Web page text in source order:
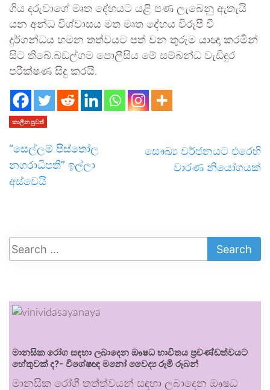
ගිය දරුවාගේ මෘත දේහයට යළි පණ ලැබෙනු ඇතැ‍යි
යන අන්ධ විශ්වාසය මත මෘත දේහය විරූපී වී
දුර්ගන්ධය හමන තත්වයට පත් වන තුරුම යාඥා කරමින්
සිට තිබේ.බඩල්ගම පොලීසිය මේ සම්බන්ධ වැඩිදුර
පරීක්ෂණ සිදු කරයි.
කාලීන පුවත්
“සෙල්ලම් පිස්තෝල
නගරාධිපති” ඉල්ලා
අස්වෙයි
සෞඛ්‍ය වර්ජනයට එරෙහි
වාරණ නියෝගයක්
මානසික රෝග සඳහා ලබාදෙන ඖෂධ භාවිතය ප්‍රචණ්ඩත්වයට
හේතුවක් ද?- විශේෂඥ මනෝ වෛද්‍ය රූමි රූබන්
මානසික රෝගී තත්ත්වයන් සඳහා ලබාදෙන ඖෂධ